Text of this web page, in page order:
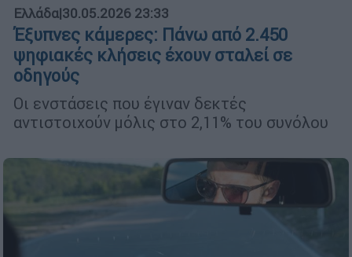
Ελλάδα|30.05.2026 23:33
Έξυπνες κάμερες: Πάνω από 2.450
ψηφιακές κλήσεις έχουν σταλεί σε
οδηγούς
Οι ενστάσεις που έγιναν δεκτές
αντιστοιχούν μόλις στο 2,11% του συνόλου